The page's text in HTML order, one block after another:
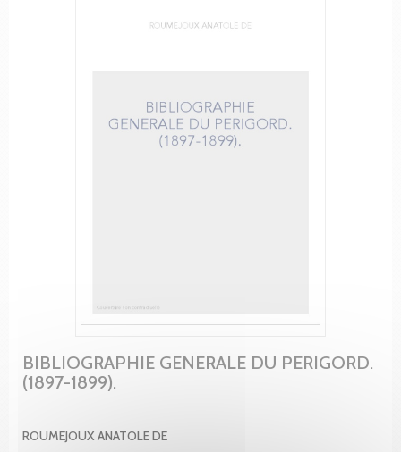
BIBLIOGRAPHIE GENERALE DU PERIGORD.
(1897-1899).
ROUMEJOUX ANATOLE DE